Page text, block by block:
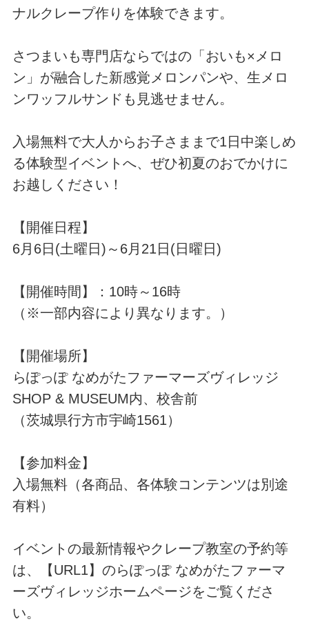
ナルクレープ作りを体験できます。
さつまいも専門店ならではの「おいも×メロ
ン」が融合した新感覚メロンパンや、生メロ
ンワッフルサンドも見逃せません。
入場無料で大人からお子さままで1日中楽しめ
る体験型イベントへ、ぜひ初夏のおでかけに
お越しください！
【開催日程】
6月6日(土曜日)～6月21日(日曜日)
【開催時間】：10時～16時
（※一部内容により異なります。）
【開催場所】
らぽっぽ なめがたファーマーズヴィレッジ
SHOP & MUSEUM内、校舎前
（茨城県行方市宇崎1561）
【参加料金】
入場無料（各商品、各体験コンテンツは別途
有料）
イベントの最新情報やクレープ教室の予約等
は、【URL1】のらぽっぽ なめがたファーマ
ーズヴィレッジホームページをご覧くださ
い。